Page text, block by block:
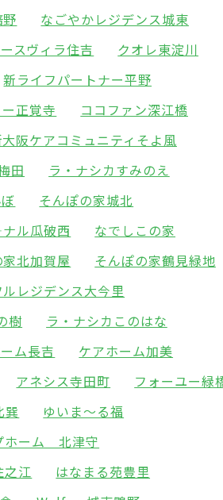
なごやかレジデンス城東
スヴィラ住吉
クオレ東淀川
新ライフパートナー平野
正覚寺
ココファン深江橋
阪ケアコミュニティそよ風
田
ラ・ナシカすみのえ
そんぽの家城北
ル瓜破西
なでしこの家
北加賀屋
そんぽの家鶴見緑地
レジデンス大今里
樹
ラ・ナシカこのはな
ム長吉
ケアホーム加美
アネシス寺田町
フォーユー緑
巽
ゆいま～る福
ホーム 北津守
之江
はなまる苑豊里